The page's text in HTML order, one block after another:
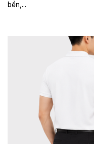
bền,...